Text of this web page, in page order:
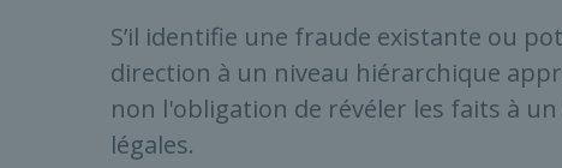
S’il identifie une fraude existante ou
direction à un niveau hiérarchique
non l'obligation de révéler les faits à
légales.